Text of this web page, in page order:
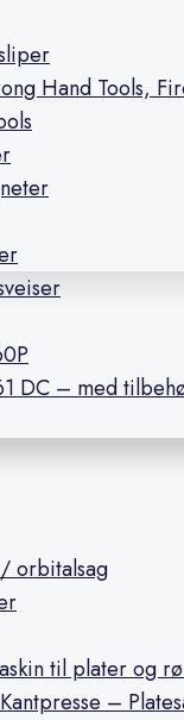
Hand Tools,
DC – med
orbitalsag
til plater og
–